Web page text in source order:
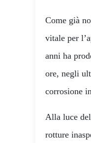
Come già
vitale per
anni ha
ore, negli
corrosione
Alla luce
rotture